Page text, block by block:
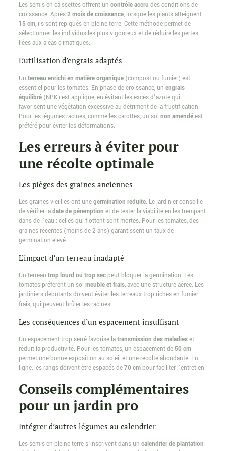
Les semis en caissettes offrent un contrôle accru des conditions de
croissance. Après2 mois de croissance, lorsque les plants atteignent
15 cm, ils sont repiqués en pleine terre. Cette méthode permet de
sélectionner les individus les plus vigoureux et de réduire les pertes
liées aux aléas climatiques.
L’utilisation d’engrais adaptés
Un terreau enrichi en matière organique(compost ou fumier) est
essentiel pour les tomates. En phase de croissance, un engrais
équilibré(NPK) est appliqué, en évitant les excès d’azote qui
favorisent une végétation excessive au détriment de la fructification.
Pour les légumes racines, comme les carottes, un sol non amendéest
préféré pour éviter les déformations.
Les erreurs à éviter pour
une récolte optimale
Les pièges des graines anciennes
Les graines vieillies ont unegermination réduite. Le jardinier conseille
de vérifier ladate de péremption et de tester la viabilité en les trempant
dans de l’eau : celles qui flottent sont mortes. Pour les tomates, des
graines récentes (moins de 2 ans) garantissent un taux de
germination élevé.
L’impact d’un terreau inadapté
Un terreau trop lourd ou trop secpeut bloquer la germination. Les
tomates préfèrent un sol meuble et frais, avec une structure aérée. Les
jardiniers débutants doivent éviter les terreaux trop riches en fumier
frais, qui peuvent brûler les racines.
Les conséquences d’un espacement insuffisant
Un espacement trop serré favorise latransmission des maladieset
réduit la productivité. Pour les tomates, un espacement de 50 cm
permet une bonne exposition au soleil et une récolte abondante. En
ligne, les rangs doivent être espacés de70 cmpour faciliter l’entretien.
Conseils complémentaires
pour un jardin pro
Intégrer d’autres légumes au calendrier
Les semis en pleine terre s’inscrivent dans un calendrier de plantation